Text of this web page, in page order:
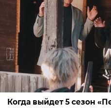
Когда выйдет 5 сезон